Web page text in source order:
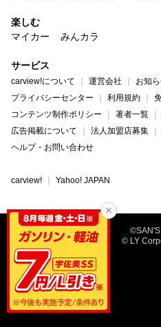
楽しむ
マイカー
みんカラ
サービス
carview!について 運営会社 お知
プライバシーセンター
利用規約
コンテンツ制作ポリシー
著者一覧
広告掲載について
法人加盟店募集
ヘルプ・お問い合わせ
carview! Yahoo! JAPAN
© LY